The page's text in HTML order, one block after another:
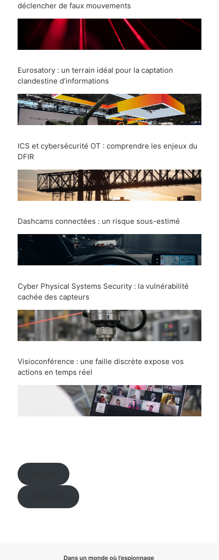
déclencher de faux mouvements
Eurosatory : un terrain idéal pour la captation
clandestine d’informations
ICS et cybersécurité OT : comprendre les enjeux du
DFIR
Dashcams connectées : un risque sous-estimé
Cyber Physical Systems Security : la vulnérabilité
cachée des capteurs
Visioconférence : une faille discrète expose vos
actions en temps réel
Dans un monde où l’espionnage